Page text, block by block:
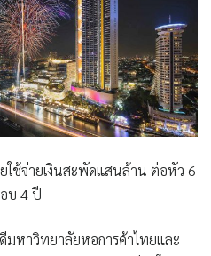
ช้จ่ายเงินสะพัดแสนล้าน ต่อหัว 6
บ 4 ปี
มหาวิทยาลัยหอการค้าไทยและ